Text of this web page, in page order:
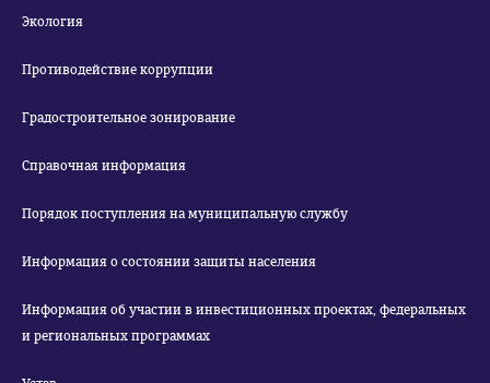
Экология
Противодействие коррупции
Градостроительное зонирование
Справочная информация
Порядок поступления на муниципальную службу
Информация о состоянии защиты населения
Информация об участии в инвестиционных проектах, федеральных
и региональных программах